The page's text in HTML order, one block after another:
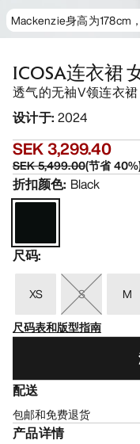
Mackenzie身高为178cm
ICOSA连衣裙
透气的无袖V领连衣
设计于: 2024
SEK 3,299.40
SEK 5,499.00(节省40
折扣颜色: Black
尺码:
XS S M
尺码表和版型指南
配送
包邮和免费退货
产品详情